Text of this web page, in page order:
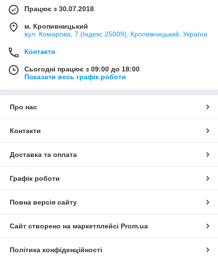
Працює з 30.07.2018
м. Кропивницький
вул. Комарова, 7 (Індекс 25009), Кропивницький, Україна
Контакти
Сьогодні працює з 09:00 до 18:00
Показати весь графік роботи
Про нас
Контакти
Доставка та оплата
Графік роботи
Повна версія сайту
Сайт створено на маркетплейсі Prom.ua
Політика конфіденційності